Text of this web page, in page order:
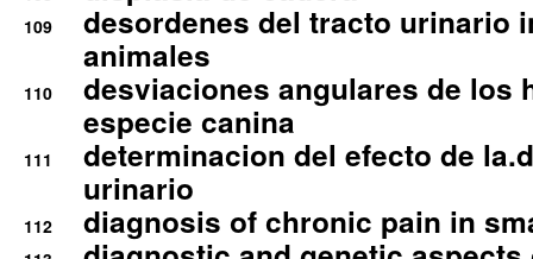
109
desordenes del tracto urinario
animales
110
desviaciones angulares de los
especie canina
111
determinacion del efecto de
urinario
112 diagnosis of chronic pain in